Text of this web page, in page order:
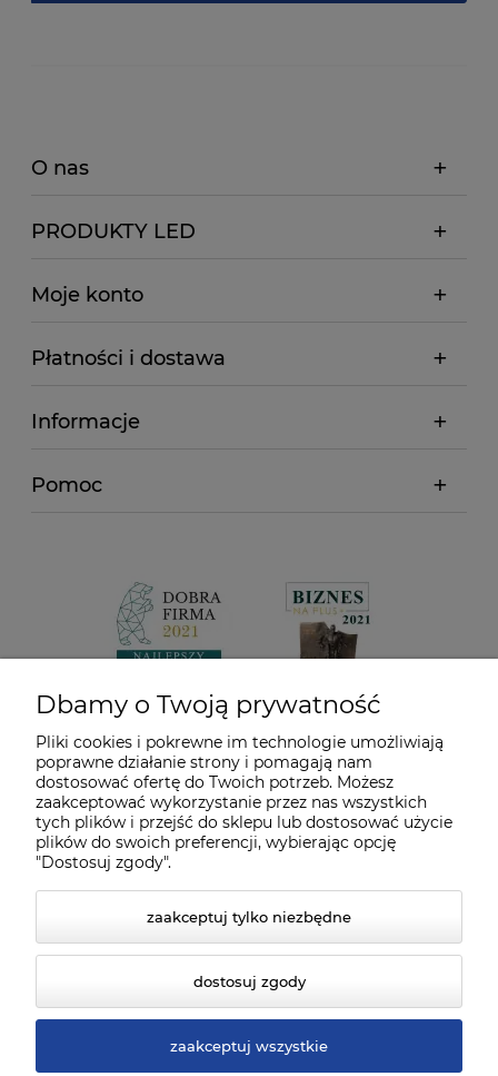
O nas
PRODUKTY LED
Moje konto
Płatności i dostawa
Informacje
Pomoc
Dbamy o Twoją prywatność
Pliki cookies i pokrewne im technologie umożliwiają
poprawne działanie strony i pomagają nam
dostosować ofertę do Twoich potrzeb. Możesz
zaakceptować wykorzystanie przez nas wszystkich
tych plików i przejść do sklepu lub dostosować użycie
plików do swoich preferencji, wybierając opcję
"Dostosuj zgody".
zaakceptuj tylko niezbędne
dostosuj zgody
zaakceptuj wszystkie